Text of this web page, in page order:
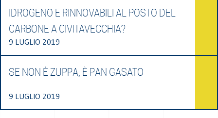
IDROGENO E RINNOVABILI AL POSTO DEL
CARBONE A CIVITAVECCHIA?
9 LUGLIO 2019
SE NON È ZUPPA, È PAN GASATO
9 LUGLIO 2019